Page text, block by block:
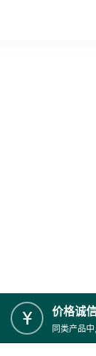
价格诚
同类产品